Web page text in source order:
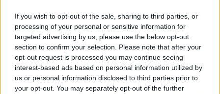
If you wish to opt-out of the sale, sharing to third parties, or
processing of your personal or sensitive information for
targeted advertising by us, please use the below opt-out
section to confirm your selection. Please note that after your
opt-out request is processed you may continue seeing
interest-based ads based on personal information utilized by
us or personal information disclosed to third parties prior to
your opt-out. You may separately opt-out of the further